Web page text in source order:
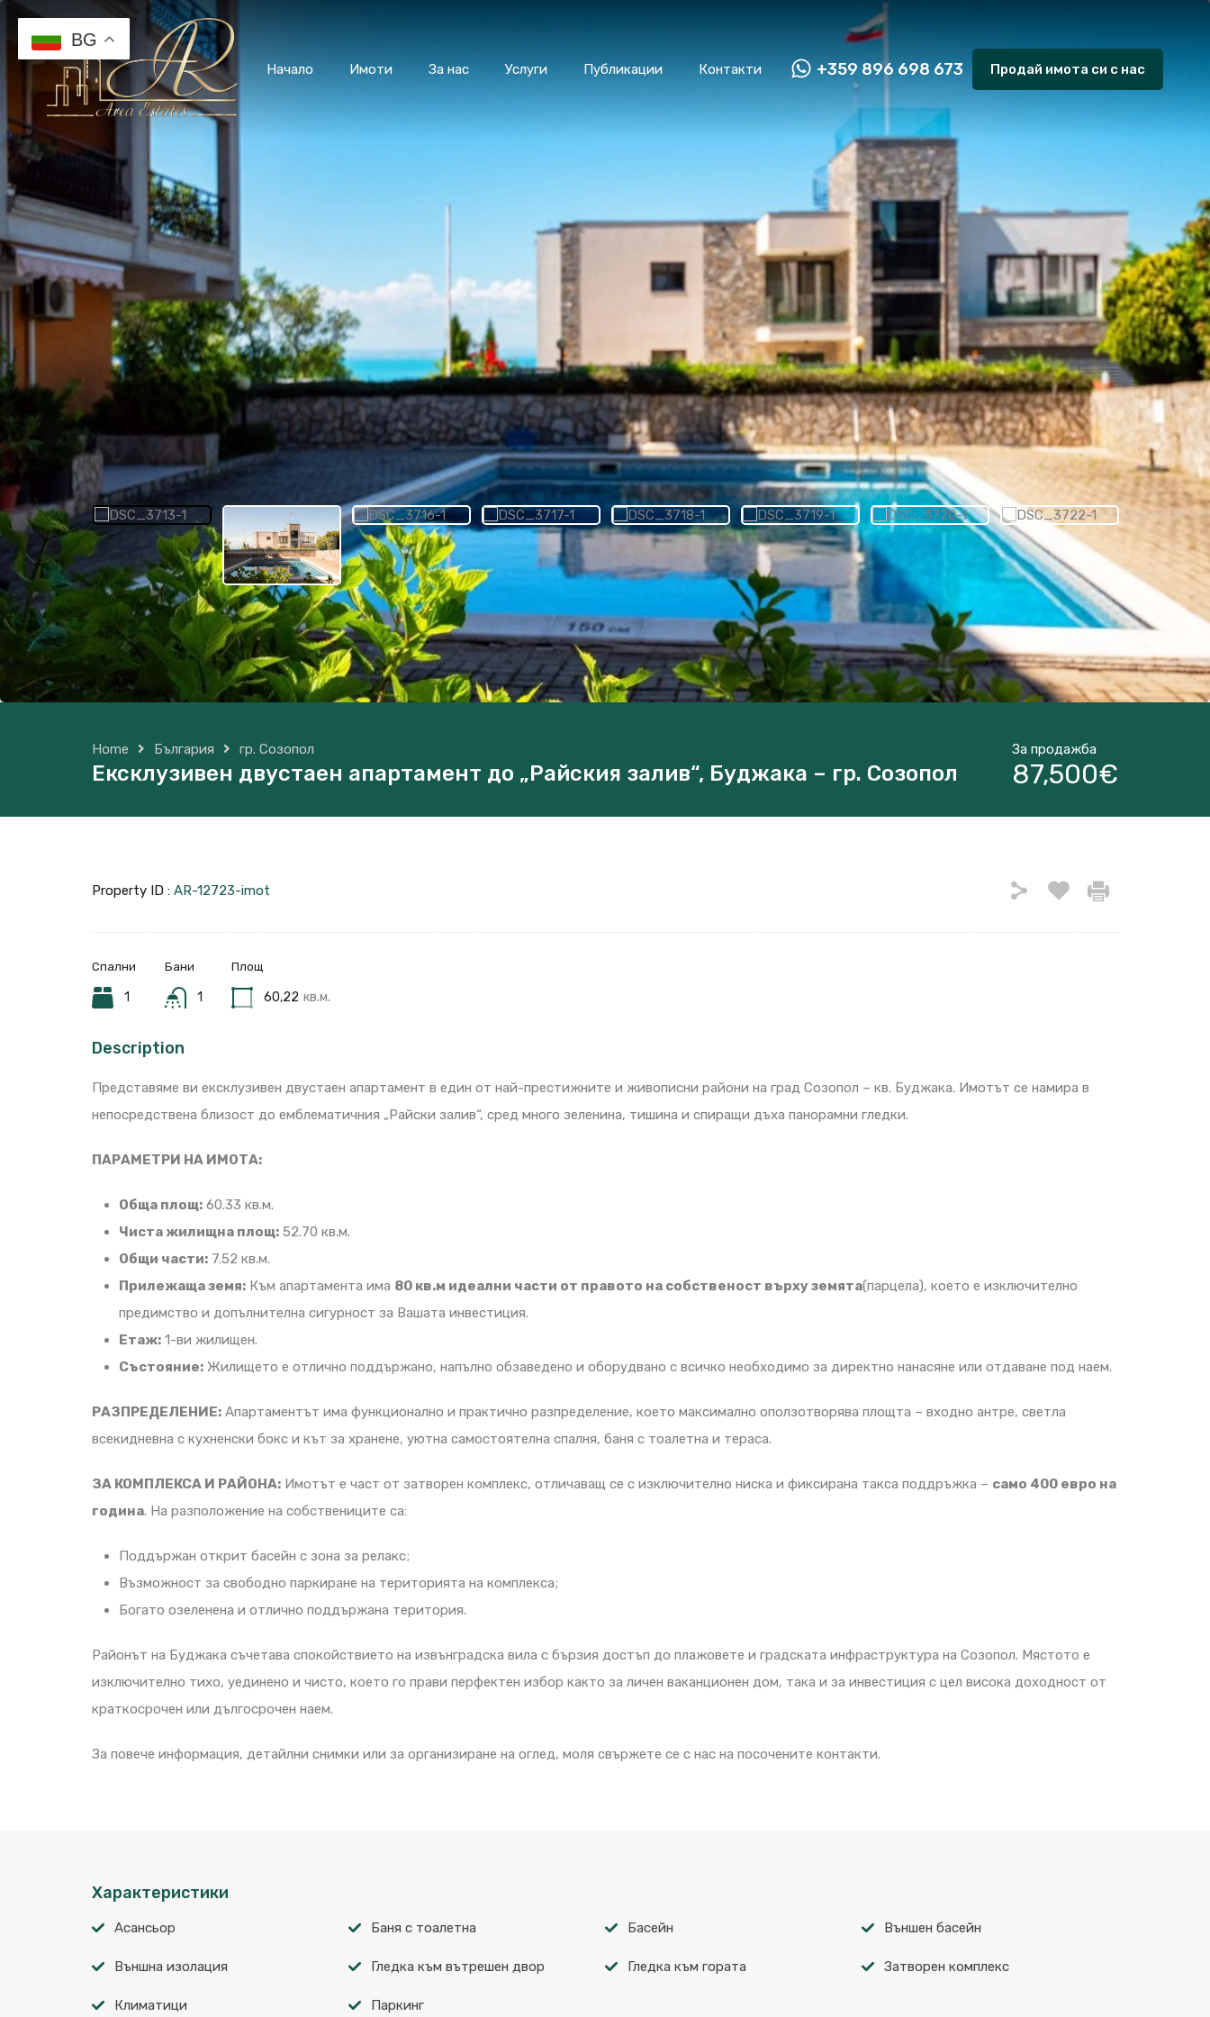
Начало Имоти За нас Услуги Публикации Контакти +359 896 698 673 Продай имота си с нас
Home България гр. Созопол
Ексклузивен двустаен апартамент до „Райския залив“, Буджака – гр. Созопол
За продажба
87,500€
Property ID : AR-12723-imot
Спални
1
Бани
1
Площ
60,22 кв.м.
Description
Представяме ви ексклузивен двустаен апартамент в един от най-престижните и живописни райони на град Созопол – кв. Буджака. Имотът се намира в
непосредствена близост до емблематичния „Райски залив“, сред много зеленина, тишина и спиращи дъха панорамни гледки.
ПАРАМЕТРИ НА ИМОТА:
Обща площ: 60.33 кв.м.
Чиста жилищна площ: 52.70 кв.м.
Общи части: 7.52 кв.м.
Прилежаща земя: Към апартамента има 80 кв.м идеални части от правото на собственост върху земята(парцела), което е изключително
предимство и допълнителна сигурност за Вашата инвестиция.
Етаж: 1-ви жилищен.
Състояние: Жилището е отлично поддържано, напълно обзаведено и оборудвано с всичко необходимо за директно нанасяне или отдаване под наем.
РАЗПРЕДЕЛЕНИЕ: Апартаментът има функционално и практично разпределение, което максимално оползотворява площта – входно антре, светла
всекидневна с кухненски бокс и кът за хранене, уютна самостоятелна спалня, баня с тоалетна и тераса.
ЗА КОМПЛЕКСА И РАЙОНА: Имотът е част от затворен комплекс, отличаващ се с изключително ниска и фиксирана такса поддръжка – само 400 евро на
година. На разположение на собствениците са:
Поддържан открит басейн с зона за релакс;
Възможност за свободно паркиране на територията на комплекса;
Богато озеленена и отлично поддържана територия.
Районът на Буджака съчетава спокойствието на извънградска вила с бързия достъп до плажовете и градската инфраструктура на Созопол. Мястото е
изключително тихо, уединено и чисто, което го прави перфектен избор както за личен ваканционен дом, така и за инвестиция с цел висока доходност от
краткосрочен или дългосрочен наем.
За повече информация, детайлни снимки или за организиране на оглед, моля свържете се с нас на посочените контакти.
Характеристики
Асансьор Баня с тоалетна Басейн Външен басейн
Външна изолация Гледка към вътрешен двор Гледка към гората Затворен комплекс
Климатици Паркинг
BG